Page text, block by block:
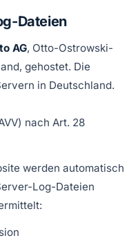
Dateien
AG, Otto-Ostrowski-
gehostet. Die
in Deutschland.
nach Art. 28
werden automatisch
Log-Dateien